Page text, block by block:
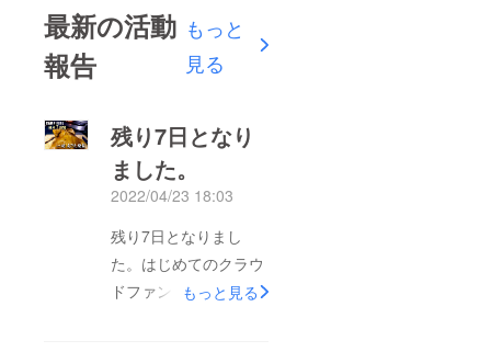
最新の活動
報告
もっと
見る
残り7日となり
ました。
2022/04/23 18:03
残り7日となりまし
た。はじめてのクラウ
ドファンディング、か
もっと見る